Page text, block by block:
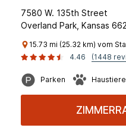
7580 W. 135th Street
Overland Park, Kansas
15.73 mi (25.32 km) vom
4.46
(1448
Parken